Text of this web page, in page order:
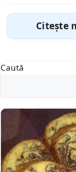
Citește
Caută